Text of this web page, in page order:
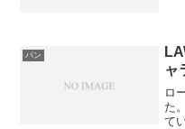
考
パン
ャ
ロ
た
て